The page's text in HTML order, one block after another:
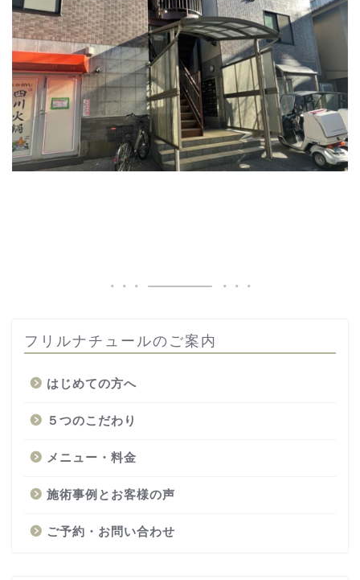
フリルナチュールのご案内
はじめての方へ
５つのこだわり
メニュー・料金
施術事例とお客様の声
ご予約・お問い合わせ